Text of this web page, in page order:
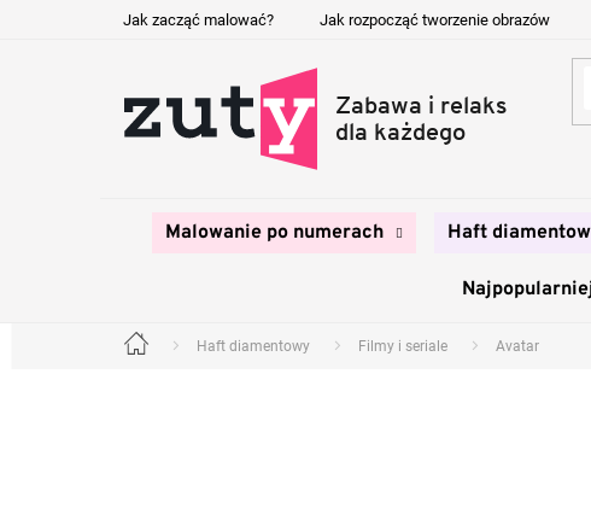
Jak zacząć malować? Jak rozpocząć tworzenie obrazów
Malowanie po numerach Haft
Home Haft diamentowy Filmy i seriale Avatar